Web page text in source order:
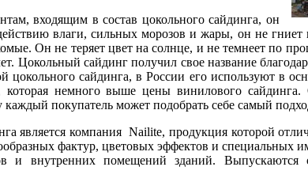
входящим в состав цокольного сайдинга, он
влаги, сильных морозов и жары, он не
Он не теряет цвет на солнце, и не темнеет по
Цокольный сайдинг получил свое название
сайдинга, в России его используют в
немного выше цены винилового
покупатель может подобрать себе самый
является компания Nailite, продукция которой
фактур, цветовых эффектов и
и внутренних помещений зданий.